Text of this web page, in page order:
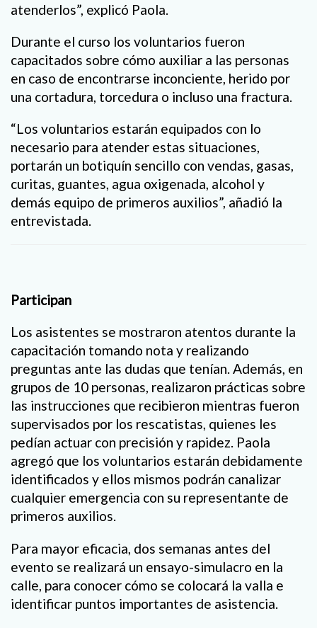
atenderlos”, explicó Paola.
Durante el curso los voluntarios fueron
capacitados sobre cómo auxiliar a las personas
en caso de encontrarse inconciente, herido por
una cortadura, torcedura o incluso una fractura.
“Los voluntarios estarán equipados con lo
necesario para atender estas situaciones,
portarán un botiquín sencillo con vendas, gasas,
curitas, guantes, agua oxigenada, alcohol y
demás equipo de primeros auxilios”, añadió la
entrevistada.
Participan
Los asistentes se mostraron atentos durante la
capacitación tomando nota y realizando
preguntas ante las dudas que tenían. Además, en
grupos de 10 personas, realizaron prácticas sobre
las instrucciones que recibieron mientras fueron
supervisados por los rescatistas, quienes les
pedían actuar con precisión y rapidez. Paola
agregó que los voluntarios estarán debidamente
identificados y ellos mismos podrán canalizar
cualquier emergencia con su representante de
primeros auxilios.
Para mayor eficacia, dos semanas antes del
evento se realizará un ensayo-simulacro en la
calle, para conocer cómo se colocará la valla e
identificar puntos importantes de asistencia.